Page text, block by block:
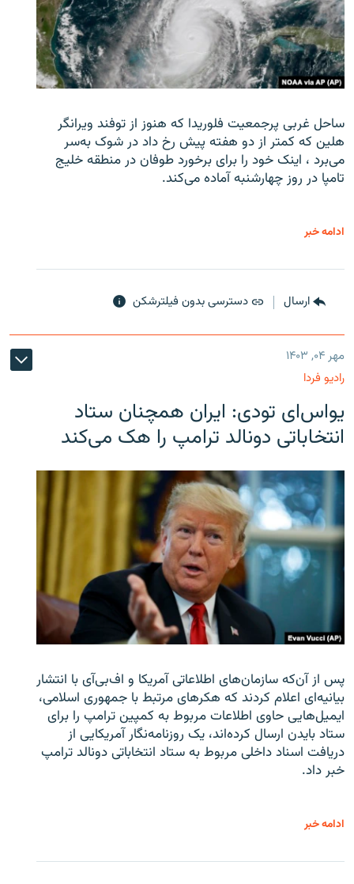
ساحل غربی پرجمعیت فلوریدا که هنوز از توفند ویرانگر
هلین که کمتر از دو هفته پیش رخ داد در شوک به‌سر
می‌برد ، اینک خود را برای برخورد طوفان در منطقه خلیج
تامپا در روز چهارشنبه آماده می‌کند.
ادامه خبر
ارسال دسترسی بدون فیلترشکن
مهر ۰۴, ۱۴۰۳
رادیو فردا
یو‌اس‌ای تودی: ایران همچنان ستاد
انتخاباتی دونالد ترامپ را هک می‌کند
پس از آن‌که سازمان‌های اطلاعاتی آمریکا و اف‌بی‌آی با انتشار
بیانیه‌ای اعلام کردند که هکرهای مرتبط با جمهوری اسلامی،
ایمیل‌هایی حاوی اطلاعات مربوط به کمپین ترامپ را برای
ستاد بایدن ارسال کرده‌اند، یک روزنامه‌نگار آمریکایی از
دریافت اسناد داخلی مربوط به ستاد انتخاباتی دونالد ترامپ
خبر داد.
ادامه خبر